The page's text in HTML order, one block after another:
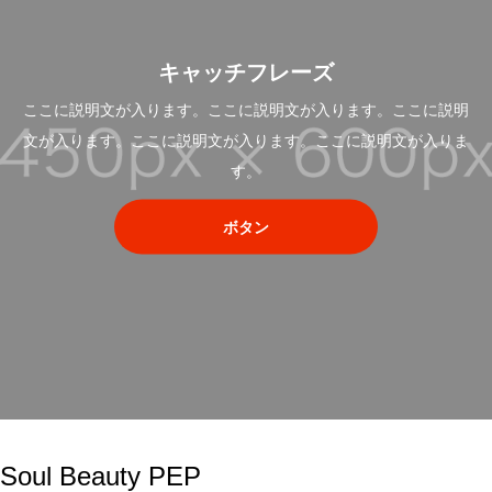
キャッチフレーズ
ここに説明文が入ります。ここに説明文が入ります。ここに説明
文が入ります。ここに説明文が入ります。ここに説明文が入りま
す。
ボタン
Soul Beauty PEP